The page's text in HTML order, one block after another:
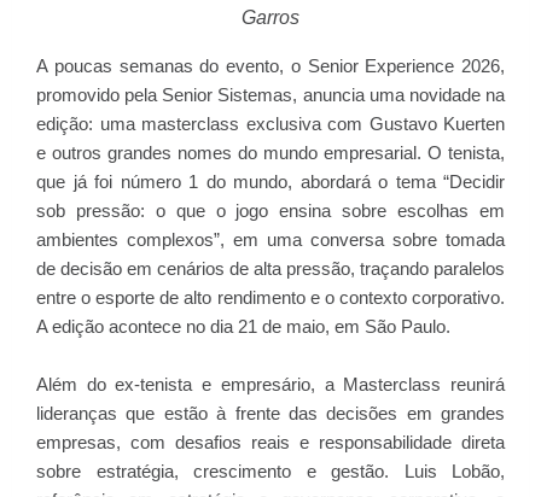
Garros
A poucas semanas do evento, o Senior Experience 2026,
promovido pela Senior Sistemas, anuncia uma novidade na
edição: uma masterclass exclusiva com Gustavo Kuerten
e outros grandes nomes do mundo empresarial. O tenista,
que já foi número 1 do mundo, abordará o tema “Decidir
sob pressão: o que o jogo ensina sobre escolhas em
ambientes complexos”, em uma conversa sobre tomada
de decisão em cenários de alta pressão, traçando paralelos
entre o esporte de alto rendimento e o contexto corporativo.
A edição acontece no dia 21 de maio, em São Paulo.
Além do ex-tenista e empresário, a Masterclass reunirá
lideranças que estão à frente das decisões em grandes
empresas, com desafios reais e responsabilidade direta
sobre estratégia, crescimento e gestão. Luis Lobão,